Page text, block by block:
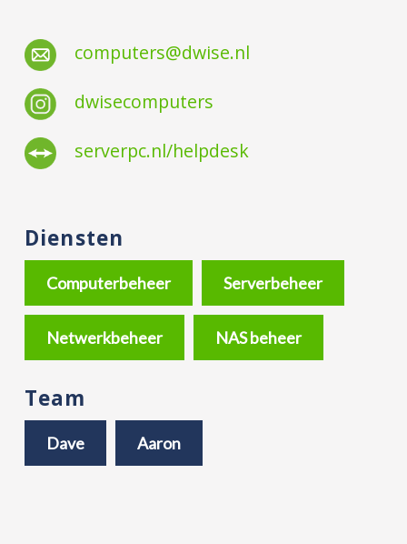
computers@dwise.nl
dwisecomputers
serverpc.nl/helpdesk
Diensten
Computerbeheer Serverbeheer
Netwerkbeheer NAS beheer
Team
Dave Aaron